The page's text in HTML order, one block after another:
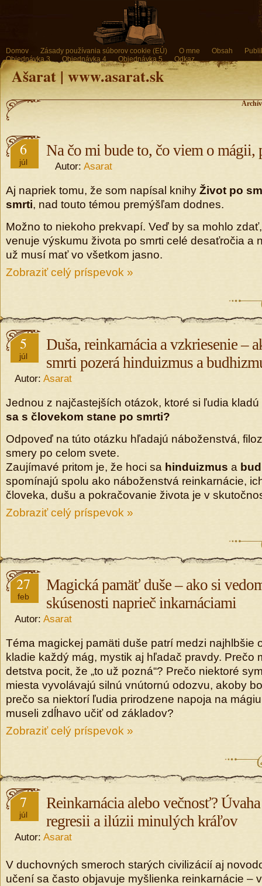
Domov Zásady používania súborov cookie (EÚ) O mne Obsah
Objednávka 3
Objednávka 4 Objednávka 5 Odkaz
Ašarat | www.asarat.sk
Archív
6
júl
Na čo mi bude to, čo viem o mágii,
Autor: Asarat
Aj napriek tomu, že som napísal knihy Život po
smrti, nad touto témou premýšľam dodnes.
Možno to niekoho prekvapí. Veď by sa mohlo
venuje výskumu života po smrti celé desaťročia a
už musí mať vo všetkom jasno.
Zobraziť celý príspevok »
5
júl
Duša, reinkarnácia a vzkriesenie –
smrti pozerá hinduizmus a
Autor: Asarat
Jednou z najčastejších otázok, ktoré si ľudia
sa s človekom stane po smrti?
Odpoveď na túto otázku hľadajú náboženstvá,
smery po celom svete.
Zaujímavé pritom je, že hoci sa hinduizmus a
spomínajú spolu ako náboženstvá reinkarnácie,
človeka, dušu a pokračovanie života je v
Zobraziť celý príspevok »
27
feb
Magická pamäť duše – ako si
skúsenosti naprieč inkarnáciami
Autor: Asarat
Téma magickej pamäti duše patrí medzi najhlbšie
kladie každý mág, mystik aj hľadač pravdy. Prečo
detstva pocit, že „to už pozná“? Prečo niektoré
miesta vyvolávajú silnú vnútornú odozvu, akoby
prečo sa niektorí ľudia prirodzene napoja na
museli zdĺhavo učiť od základov?
Zobraziť celý príspevok »
7
júl
Reinkarnácia alebo večnosť?
regresii a ilúzii minulých kráľov
Autor: Asarat
V duchovných smeroch starých civilizácií aj
učení sa často objavuje myšlienka reinkarnácie –